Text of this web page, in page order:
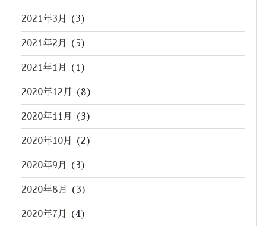
2021年3月 (3)
2021年2月 (5)
2021年1月 (1)
2020年12月 (8)
2020年11月 (3)
2020年10月 (2)
2020年9月 (3)
2020年8月 (3)
2020年7月 (4)